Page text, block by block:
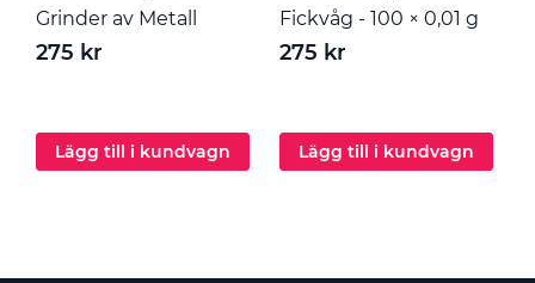
Grinder av Metall
275 kr
Lägg till i kundvagn
Fickvåg - 100 × 0,01 g
275 kr
Lägg till i kundvagn